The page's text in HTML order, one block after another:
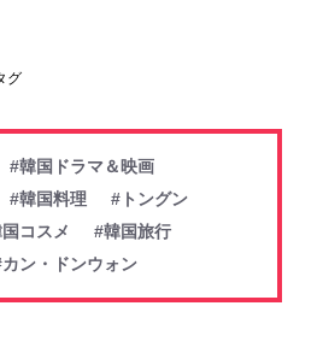
グ
#韓国ドラマ＆映画
#韓国料理
#トングン
コスメ
#韓国旅行
ン・ドンウォン